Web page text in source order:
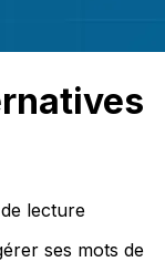
lecture
ses mots de